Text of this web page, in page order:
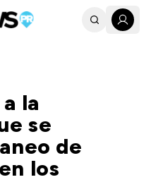
la
se
de
los